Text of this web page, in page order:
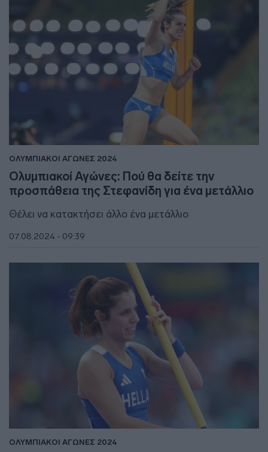
ΟΛΥΜΠΙΑΚΟΙ ΑΓΩΝΕΣ 2024
Ολυμπιακοί Αγώνες: Πού θα δείτε την
προσπάθεια της Στεφανίδη για ένα μετάλλιο
Θέλει να κατακτήσει άλλο ένα μετάλλιο
07.08.2024 - 09:39
ΟΛΥΜΠΙΑΚΟΙ ΑΓΩΝΕΣ 2024